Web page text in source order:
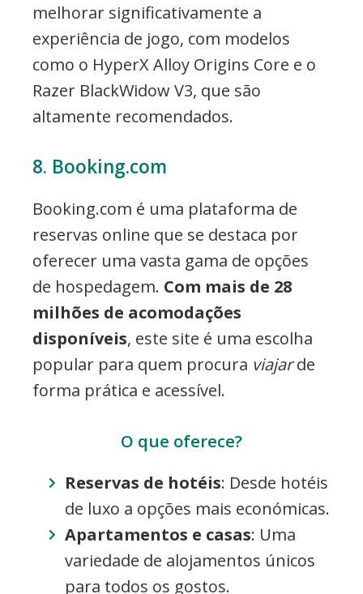
melhorar significativamente a
experiência de jogo, com modelos
como o HyperX Alloy Origins Core e o
Razer BlackWidow V3, que são
altamente recomendados.
8. Booking.com
Booking.com é uma plataforma de
reservas online que se destaca por
oferecer uma vasta gama de opções
de hospedagem. Com mais de 28
milhões de acomodações
disponíveis, este site é uma escolha
popular para quem procura viajarde
forma prática e acessível.
O que oferece?
Reservas de hotéis: Desde hotéis
de luxo a opções mais económicas.
Apartamentos e casas: Uma
variedade de alojamentos únicos
para todos os gostos.